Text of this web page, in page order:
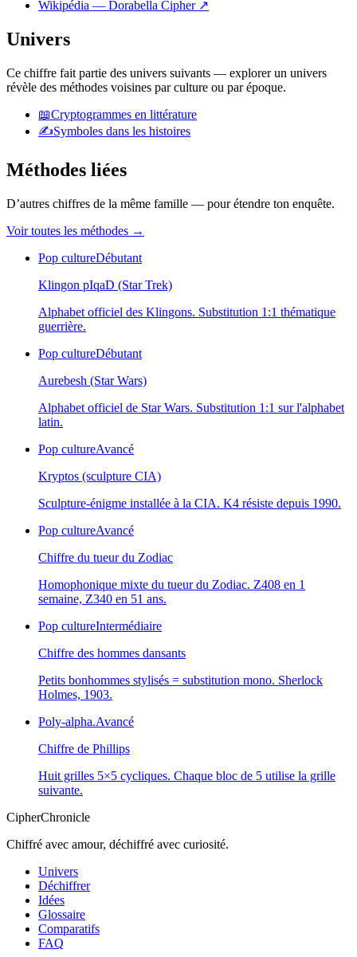
Wikipédia — Dorabella Cipher ↗
Univers
Ce chiffre fait partie des univers suivants — explorer un univers
révèle des méthodes voisines par culture ou par époque.
📖Cryptogrammes en littérature
✍️Symboles dans les histoires
Méthodes liées
D’autres chiffres de la même famille — pour étendre ton enquête.
Voir toutes les méthodes →
Pop cultureDébutant
Klingon pIqaD (Star Trek)
Alphabet officiel des Klingons. Substitution 1:1 thématique
guerrière.
Pop cultureDébutant
Aurebesh (Star Wars)
Alphabet officiel de Star Wars. Substitution 1:1 sur l'alphabet
latin.
Pop cultureAvancé
Kryptos (sculpture CIA)
Sculpture-énigme installée à la CIA. K4 résiste depuis 1990.
Pop cultureAvancé
Chiffre du tueur du Zodiac
Homophonique mixte du tueur du Zodiac. Z408 en 1
semaine, Z340 en 51 ans.
Pop cultureIntermédiaire
Chiffre des hommes dansants
Petits bonhommes stylisés = substitution mono. Sherlock
Holmes, 1903.
Poly-alpha.Avancé
Chiffre de Phillips
Huit grilles 5×5 cycliques. Chaque bloc de 5 utilise la grille
suivante.
CipherChronicle
Chiffré avec amour, déchiffré avec curiosité.
Univers
Déchiffrer
Idées
Glossaire
Comparatifs
FAQ